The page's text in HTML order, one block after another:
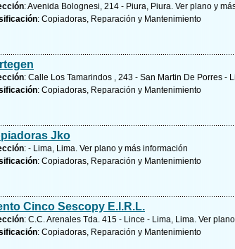
: Avenida Bolognesi, 214 - Piura, Piura. Ver plano y
: Copiadoras, Reparación y Mantenimiento
: Calle Los Tamarindos , 243 - San Martin De Porres -
: Copiadoras, Reparación y Mantenimiento
Jko
: - Lima, Lima. Ver plano y más información
: Copiadoras, Reparación y Mantenimiento
Cinco Sescopy E.I.R.L.
: C.C. Arenales Tda. 415 - Lince - Lima, Lima. Ver
: Copiadoras, Reparación y Mantenimiento